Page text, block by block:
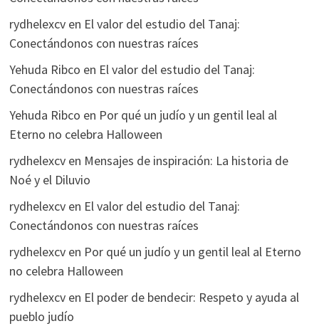
rydhelexcven El valor del estudio del Tanaj:
Conectándonos con nuestras raíces
Yehuda Ribco en El valor del estudio del Tanaj:
Conectándonos con nuestras raíces
Yehuda Ribco en Por qué un judío y un gentil leal al
Eterno no celebra Halloween
rydhelexcven Mensajes de inspiración: La historia de
Noé y el Diluvio
rydhelexcven El valor del estudio del Tanaj:
Conectándonos con nuestras raíces
rydhelexcven Por qué un judío y un gentil leal al Eterno
no celebra Halloween
rydhelexcven El poder de bendecir: Respeto y ayuda al
pueblo judío